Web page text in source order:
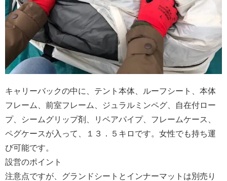
キャリーバックの中に、テント本体、ルーフシート、本体
フレーム、前室フレーム、ジュラルミンペグ、自在付ロー
プ、シームグリップ剤、リペアパイプ、フレームケース、
ペグケースが入って、１３．５キロです。女性でも持ち運
び可能です。
設営のポイント
注意点ですが、グランドシートとインナーマットは別売り